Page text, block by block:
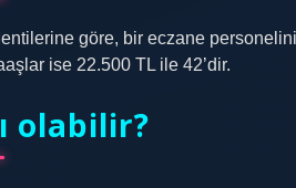
göre, bir eczane
ise 22.500 TL ile 42’dir.
olabilir?